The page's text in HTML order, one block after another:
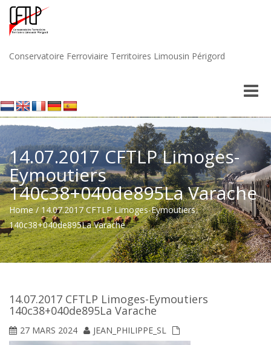
Conservatoire Ferroviaire Territoires Limousin Périgord
Toggle
14.07.2017 CFTLP Limoges-
Eymoutiers
140c38+040de895La Varache
Home / 14.07.2017 CFTLP Limoges-Eymoutiers
140c38+040de895La Varache
14.07.2017 CFTLP Limoges-Eymoutiers
140c38+040de895La Varache
27 MARS 2024 JEAN_PHILIPPE_SL